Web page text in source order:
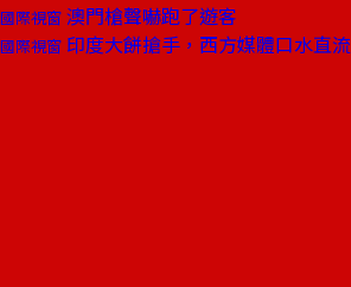
國際視窗 澳門槍聲嚇跑了遊客
國際視窗 印度大餅搶手，西方媒體口水直流